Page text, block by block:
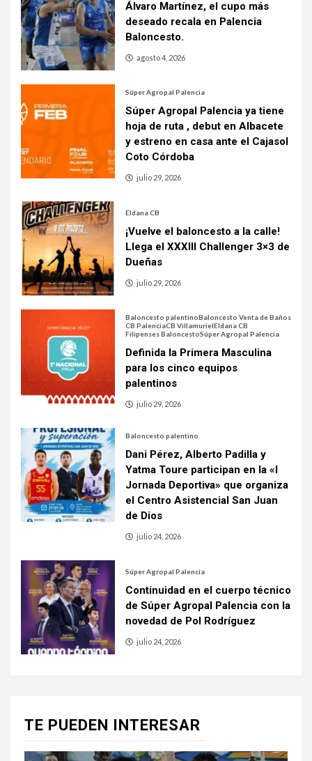
Álvaro Martínez, el cupo más
deseado recala en Palencia
Baloncesto.
agosto 4, 2026
Súper Agropal Palencia
Súper Agropal Palencia ya tiene
hoja de ruta , debut en Albacete
y estreno en casa ante el Cajasol
Coto Córdoba
julio 29, 2026
Eldana CB
¡Vuelve el baloncesto a la calle!
Llega el XXXIII Challenger 3×3 de
Dueñas
julio 29, 2026
Baloncesto palentinoBaloncesto Venta de Baños
CB PalenciaCB VillamurielEldana CB
Filipenses BaloncestoSúper Agropal Palencia
Definida la Primera Masculina
para los cinco equipos
palentinos
julio 29, 2026
Baloncesto palentino
Dani Pérez, Alberto Padilla y
Yatma Toure participan en la «I
Jornada Deportiva» que organiza
el Centro Asistencial San Juan
de Dios
julio 24, 2026
Súper Agropal Palencia
Continuidad en el cuerpo técnico
de Súper Agropal Palencia con la
novedad de Pol Rodríguez
julio 24, 2026
TE PUEDEN INTERESAR